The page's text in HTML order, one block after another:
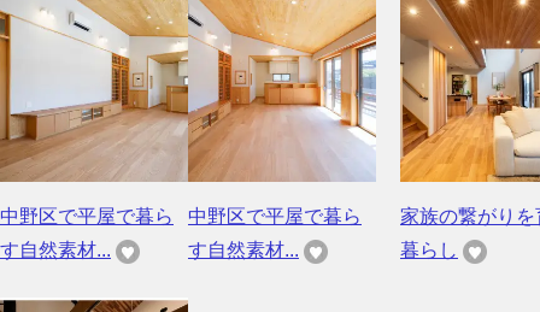
中野区で平屋で暮ら
す自然素材...
中野区で平屋で暮ら
す自然素材...
家族の繋がりを
暮らし